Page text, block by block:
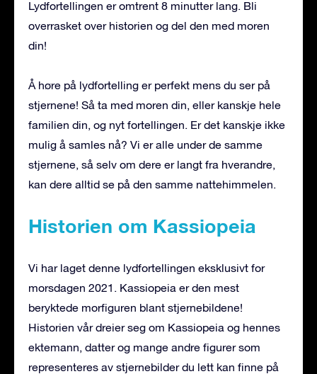
Lydfortellingen er omtrent 8 minutter lang. Bli
overrasket over historien og del den med moren
din!
Å høre på lydfortelling er perfekt mens du ser på
stjernene! Så ta med moren din, eller kanskje hele
familien din, og nyt fortellingen. Er det kanskje ikke
mulig å samles nå? Vi er alle under de samme
stjernene, så selv om dere er langt fra hverandre,
kan dere alltid se på den samme nattehimmelen.
Historien om Kassiopeia
Vi har laget denne lydfortellingen eksklusivt for
morsdagen 2021. Kassiopeia er den mest
beryktede morfiguren blant stjernebildene!
Historien vår dreier seg om Kassiopeia og hennes
ektemann, datter og mange andre figurer som
representeres av stjernebilder du lett kan finne på